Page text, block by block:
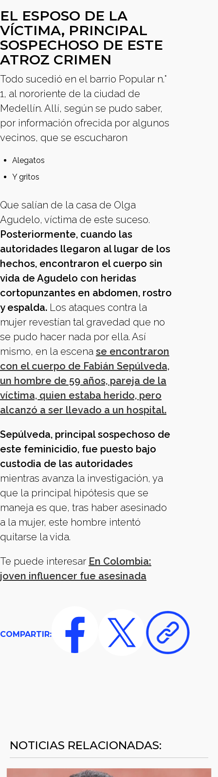
EL ESPOSO DE LA
VÍCTIMA, PRINCIPAL
SOSPECHOSO DE ESTE
ATROZ CRIMEN
Todo sucedió en el barrio Popular n.°
1, al nororiente de la ciudad de
Medellín. Allí, según se pudo saber,
por información ofrecida por algunos
vecinos, que se escucharon
Alegatos
Y gritos
Que salían de la casa de Olga
Agudelo, víctima de este suceso.
Posteriormente, cuando las
autoridades llegaron al lugar de los
hechos, encontraron el cuerpo sin
vida de Agudelo con heridas
cortopunzantes en abdomen, rostro
y espalda. Los ataques contra la
mujer revestían tal gravedad que no
se pudo hacer nada por ella. Así
mismo, en la escena se encontraron
con el cuerpo de Fabián Sepúlveda,
un hombre de 59 años, pareja de la
víctima, quien estaba herido, pero
alcanzó a ser llevado a un hospital.
Sepúlveda, principal sospechoso de
este feminicidio, fue puesto bajo
custodia de las autoridades
mientras avanza la investigación, ya
que la principal hipótesis que se
maneja es que, tras haber asesinado
a la mujer, este hombre intentó
quitarse la vida.
Te puede interesar En Colombia:
joven influencer fue asesinada
COMPARTIR:
NOTICIAS RELACIONADAS: